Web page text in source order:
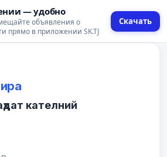
— удобно
объявления о
прямо в приложении SK.TJ
Скачать
9 фото
кателний